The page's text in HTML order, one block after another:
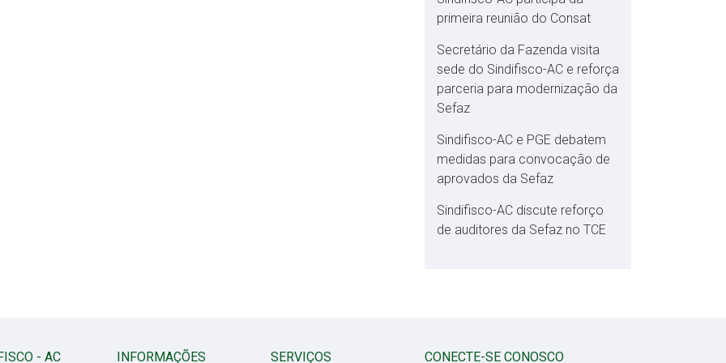
primeira reunião do Consat
Secretário da Fazenda visita
sede do Sindifisco-AC e reforça
parceria para modernização da
Sefaz
Sindifisco-AC e PGE debatem
medidas para convocação de
aprovados da Sefaz
Sindifisco-AC discute reforço
de auditores da Sefaz no TCE
- AC INFORMAÇÕES SERVIÇOS CONECTE-SE CONOSCO